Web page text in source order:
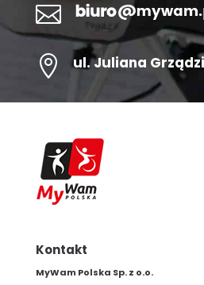

 ul.Juliana
Kontakt
MyWam Polska Sp. z o.o.